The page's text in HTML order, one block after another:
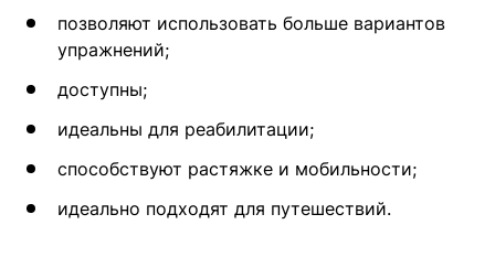
позволяют использовать больше вариантов
упражнений;
доступны;
идеальны для реабилитации;
способствуют растяжке и мобильности;
идеально подходят для путешествий.